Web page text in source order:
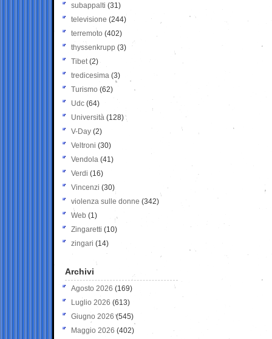
subappalti (31)
televisione(244)
terremoto (402)
thyssenkrupp (3)
Tibet(2)
tredicesima (3)
Turismo (62)
Udc (64)
Università (128)
V-Day (2)
Veltroni (30)
Vendola (41)
Verdi (16)
Vincenzi (30)
violenza sulle donne (342)
Web (1)
Zingaretti (10)
zingari (14)
Archivi
Agosto 2026 (169)
Luglio 2026 (613)
Giugno 2026 (545)
Maggio 2026 (402)